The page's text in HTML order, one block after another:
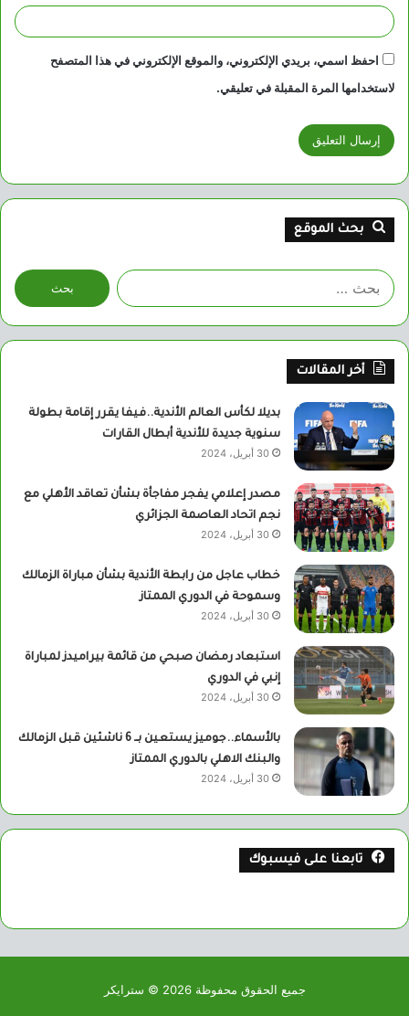
احفظ اسمي، بريدي الإلكتروني، والموقع الإلكتروني في هذا المتصفح
لاستخدامها المرة المقبلة في تعليقي.
بحث الموقع
البحث
عن:
أخر المقالات
بديلا لكأس العالم الأندية..فيفا يقرر إقامة بطولة
سنوية جديدة للأندية أبطال القارات
30 أبريل، 2024
مصدر إعلامي يفجر مفاجأة بشأن تعاقد الأهلي مع
نجم اتحاد العاصمة الجزائري
30 أبريل، 2024
خطاب عاجل من رابطة الأندية بشأن مباراة الزمالك
وسموحة في الدوري الممتاز
30 أبريل، 2024
استبعاد رمضان صبحي من قائمة بيراميدز لمباراة
إنبي في الدوري
30 أبريل، 2024
بالأسماء..جوميز يستعين بــ 6 ناشئين قبل الزمالك
والبنك الاهلي بالدوري الممتاز
30 أبريل، 2024
تابعنا على فيسبوك
جميع الحقوق محفوظة 2026 © سترايكر